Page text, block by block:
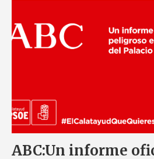
ABC:Un informe